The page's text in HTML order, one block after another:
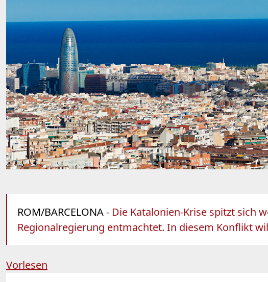
ROM/BARCELONA- Die Katalonien-Krise spitzt sich
Regionalregierung entmachtet. In diesem Konflikt
Vorlesen